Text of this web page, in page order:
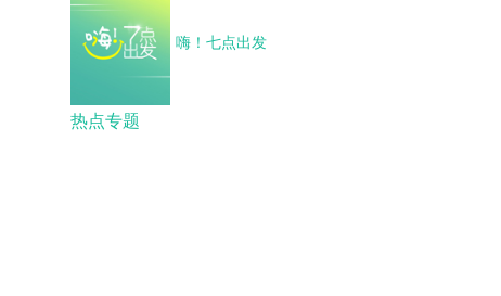
嗨！七点出发
热点专题